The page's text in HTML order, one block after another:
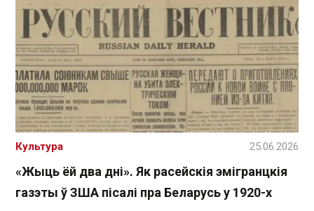
«Жыць ёй два дні». Як расейскія эмігранцкія
газэты ў ЗША пісалі пра Беларусь у 1920-х
Культура 25.06.2026